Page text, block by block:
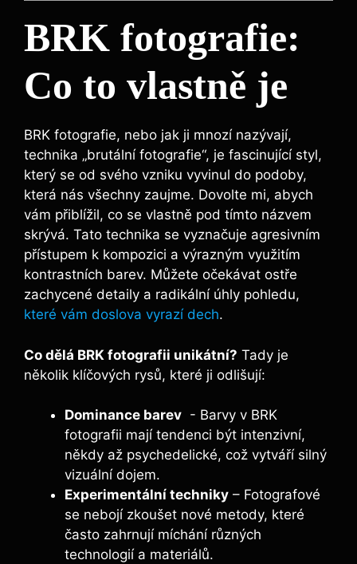
BRK fotografie:
Co to vlastně je
BRK fotografie, nebo ​jak ji mnozí nazývají,
technika ‌„brutální⁤ fotografie“, je⁤ fascinující styl,
který se ‍od⁢ svého vzniku vyvinul do podoby,
která nás všechny⁢ zaujme. Dovolte⁣ mi, ⁤abych⁢
vám přiblížil, co ​se ⁣vlastně⁣ pod tímto názvem
skrývá. Tato technika se vyznačuje ⁣agresivním⁢
přístupem ⁣k kompozici a výrazným využitím
⁢kontrastních barev. Můžete ⁣očekávat ostře
zachycené detaily a ⁣radikální‍ úhly pohledu,
které vám doslova vyrazí dech.
Co dělá BRK ⁣fotografii unikátní? Tady je
několik klíčových rysů, které ji ​odlišují:
Dominance barev ​ -​ Barvy v BRK
fotografii mají tendenci být intenzivní,
někdy až psychedelické, což vytváří silný
vizuální dojem.
Experimentální techniky – Fotografové
se nebojí zkoušet‍ nové metody, které
‌často ⁤zahrnují míchání různých
‌technologií ‌a materiálů.